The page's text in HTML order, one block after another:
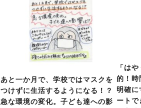
あと一か月で、学校ではマスクを
つけずに生活するようになる！？
急な環境の変化。子ども達への影
「は
的！時
明確に
ートで